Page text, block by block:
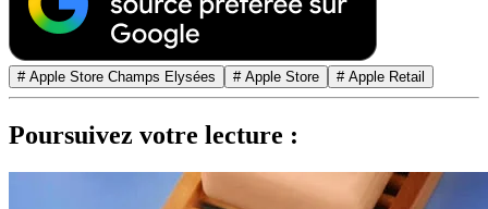
# Apple Store Champs Elysées # Apple Store # Apple Retail
Poursuivez votre lecture :